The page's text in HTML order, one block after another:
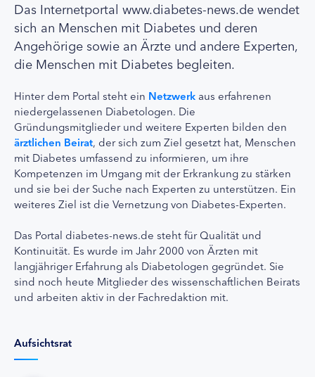
Das Internetportal www.diabetes-news.de wendet
sich an Menschen mit Diabetes und deren
Angehörige sowie an Ärzte und andere Experten,
die Menschen mit Diabetes begleiten.
Hinter dem Portal steht ein Netzwerk aus erfahrenen
niedergelassenen Diabetologen. Die
Gründungsmitglieder und weitere Experten bilden den
ärztlichen Beirat, der sich zum Ziel gesetzt hat, Menschen
mit Diabetes umfassend zu informieren, um ihre
Kompetenzen im Umgang mit der Erkrankung zu stärken
und sie bei der Suche nach Experten zu unterstützen. Ein
weiteres Ziel ist die Vernetzung von Diabetes-Experten.
Das Portal diabetes-news.de steht für Qualität und
Kontinuität. Es wurde im Jahr 2000 von Ärzten mit
langjähriger Erfahrung als Diabetologen gegründet. Sie
sind noch heute Mitglieder des wissenschaftlichen Beirats
und arbeiten aktiv in der Fachredaktion mit.
Aufsichtsrat